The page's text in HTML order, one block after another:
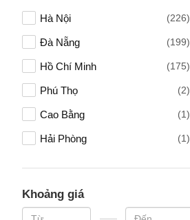
Hà Nội (226)
Đà Nẵng (199)
Hồ Chí Minh (175)
Phú Thọ (2)
Cao Bằng (1)
Hải Phòng (1)
Khoảng giá